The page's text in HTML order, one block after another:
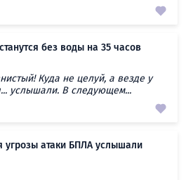
без воды на 35 часов
Куда не целуй, а везде у
услышали. В следующем...
угрозы атаки БПЛА услышали